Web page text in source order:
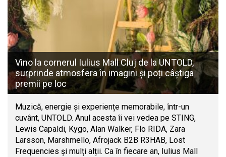
Vino la cornerul Iulius Mall Cluj de la UNTOLD,
surprinde atmosfera în imagini și poți câștiga
premii pe loc
Muzică, energie și experiențe memorabile, într-un
cuvânt, UNTOLD. Anul acesta îi vei vedea pe STING,
Lewis Capaldi, Kygo, Alan Walker, Flo RIDA, Zara
Larsson, Marshmello, Afrojack B2B R3HAB, Lost
Frequencies și mulți alții. Ca în fiecare an, Iulius Mall